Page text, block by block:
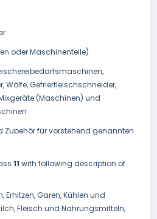
oder Maschinenteile)
Wölfe, Gefrierfleischschneider,
(Maschinen) und
Zubehör für vorstehend genannten
11 with following description of
Erhitzen, Garen, Kühlen und
Fleisch und Nahrungsmitteln,